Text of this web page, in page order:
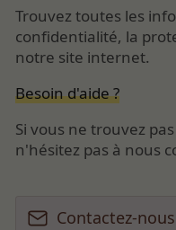
Trouvez toutes les
confidentialité, la
notre site internet.
Besoin d'aide ?
Si vous ne trouvez
n'hésitez pas à nous
Contactez-nous